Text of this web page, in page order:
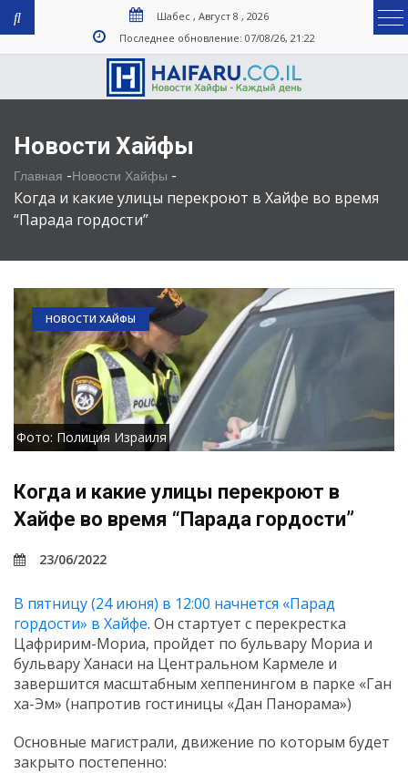
Шабес , Август 8 , 2026
Последнее обновление: 07/08/26, 21:22
Новости Хайфы
Главная -Новости Хайфы -
Когда и какие улицы перекроют в Хайфе во время
“Парада гордости”
НОВОСТИ ХАЙФЫ
Фото: Полиция Израиля
Когда и какие улицы перекроют в
Хайфе во время “Парада гордости”
23/06/2022
В пятницу (24 июня) в 12:00 начнется «Парад
гордости» в Хайфе. Он стартует с перекрестка
Цафририм-Мориа, пройдет по бульвару Мориа и
бульвару Ханаси на Центральном Кармеле и
завершится масштабным хеппенингом в парке «Ган
ха-Эм» (напротив гостиницы «Дан Панорама»)
Основные магистрали, движение по которым будет
закрыто постепенно: